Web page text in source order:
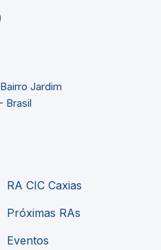
Jardim
Brasil
RA CIC Caxias
Próximas RAs
Eventos